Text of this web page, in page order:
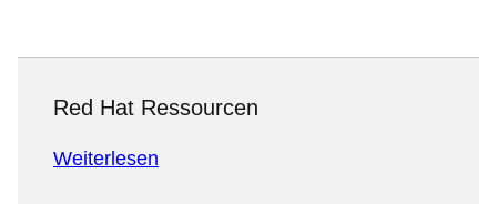
Red Hat Ressourcen
Weiterlesen